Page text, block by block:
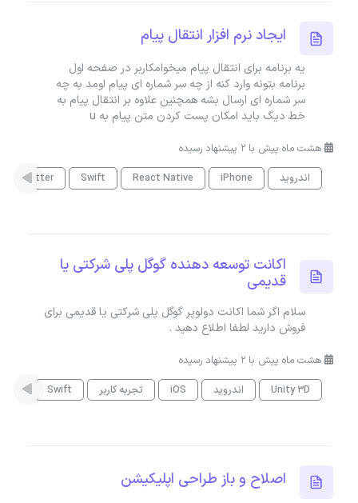
ایجاد نرم افزار انتقال پیام
یه برنامه برای انتقال پیام میخوامکاربر در صفحه اول
برنامه بتونه وارد کنه از چه سر شماره ای پیام اومد به چه
سر شماره ای ارسال بشه همچنین علاوه بر انتقال پیام به
خط دیگ باید امکان پست کردن متن پیام به u
هشت ماه پیش با 2 پیشنهاد رسیده
اندروید
iPhone
React Native
Swift
Flutter
اکانت توسعه دهنده گوگل پلی شرکتی یا
قدیمی
سلام اگر شما اکانت دولوپر گوگل پلی شرکتی یا قدیمی برای
فروش دارید لطفا اطلاع دهید .
هشت ماه پیش با 2 پیشنهاد رسیده
Unity 3D
اندروید iOS تجربه کاربر Swift
اصلاح و باز طراحی اپلیکیشن